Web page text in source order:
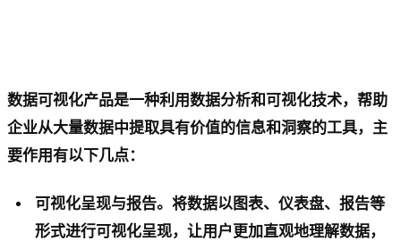
数据可视化产品是一种利用数据分析和可视化技术，帮助
企业从大量数据中提取具有价值的信息和洞察的工具，主
要作用有以下几点：
可视化呈现与报告。将数据以图表、仪表盘、报告等
形式进行可视化呈现，让用户更加直观地理解数据，